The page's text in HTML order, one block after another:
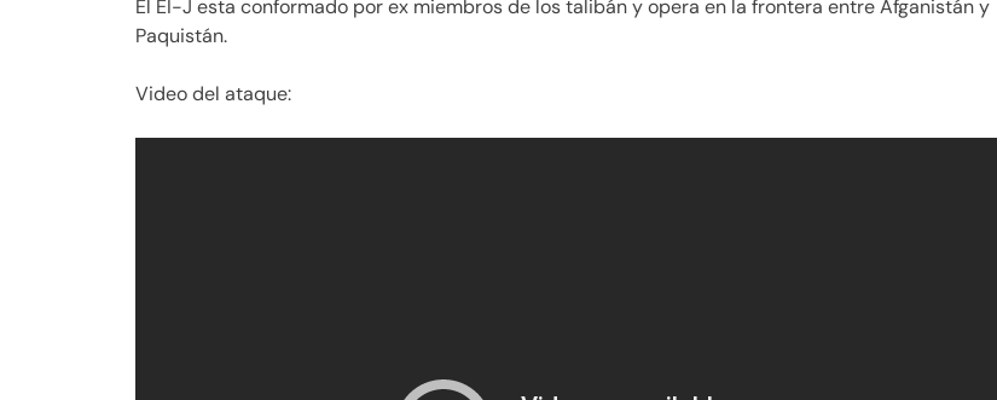
El EI-J esta conformado por ex miembros de los talibán y opera en la frontera entre Afganistán y
Paquistán.
Video del ataque: